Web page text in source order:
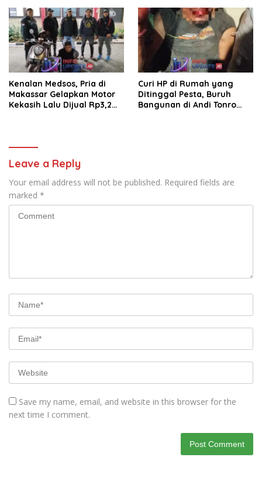
Kenalan Medsos, Pria di
Makassar Gelapkan Motor
Kekasih Lalu Dijual Rp3,2
Curi HP di Rumah yang
Ditinggal Pesta, Buruh
Bangunan di Andi Tonro
Leave a Reply
Your email address will not be published. Required fields are
marked *
Save my name, email, and website in this browser for the
next time I comment.